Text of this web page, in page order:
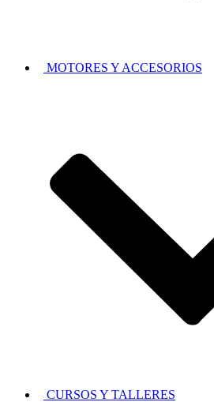
MOTORES Y ACCESORIOS
CURSOS Y TALLERES